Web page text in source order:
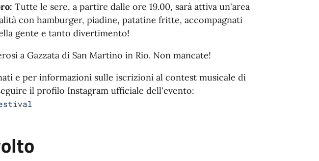
Tutte le sere, a partire dalle ore 19.00, sarà attiva un'area
con hamburger, piadine, patatine fritte, accompagnati
gente e tanto divertimento!
a Gazzata di San Martino in Rio. Non mancate!
e per informazioni sulle iscrizioni al contest musicale di
il profilo Instagram ufficiale dell'evento: